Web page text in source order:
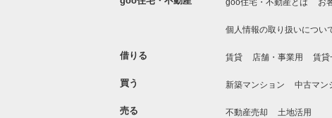
goo住宅・不動産とは お
個人情報の取り扱いについ
借りる 賃貸 店舗・事業用 賃貸
買う 新築マンション 中古マン
売る 不動産売却 土地活用